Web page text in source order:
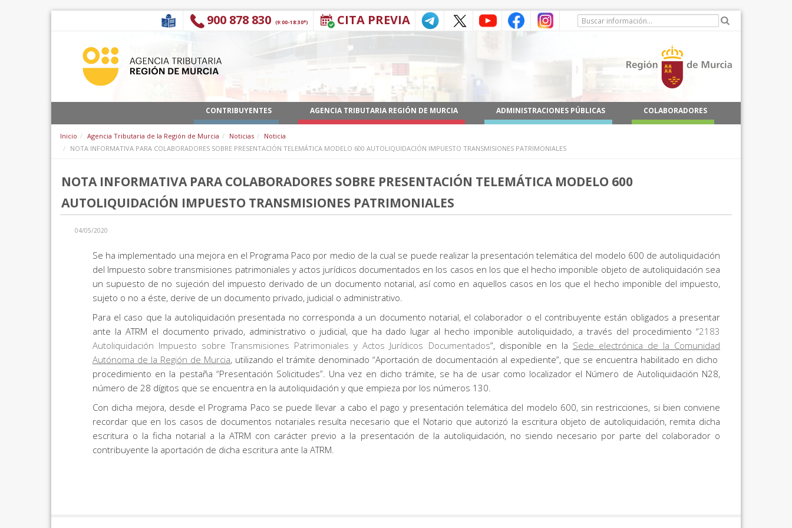
CITA PREVIA
900 878 830 (9:00-18:30*)
CONTRIBUYENTES AGENCIA TRIBUTARIA REGIÓN DE MURCIA ADMINISTRACIONES PÚBLICAS COLABORADORES
Inicio Agencia Tributaria de la Región de Murcia Noticias
Noticia
NOTA INFORMATIVA PARA COLABORADORES SOBRE PRESENTACIÓN TELEMÁTICA MODELO 600 AUTOLIQUIDACIÓN IMPUESTO TRANSMISIONES PATRIMONIALES
NOTA INFORMATIVA PARA COLABORADORES SOBRE PRESENTACIÓN TELEMÁTICA MODELO 600
AUTOLIQUIDACIÓN IMPUESTO TRANSMISIONES PATRIMONIALES
04/05/2020
Se ha implementado una mejora en el Programa Paco por medio de la cual se puede realizar la presentación telemática del modelo 600 de autoliquidación
del Impuesto sobre transmisiones patrimoniales y actos jurídicos documentados en los casos en los que el hecho imponible objeto de autoliquidación sea
un supuesto de no sujeción del impuesto derivado de un documento notarial, así como en aquellos casos en los que el hecho imponible del impuesto,
sujeto o no a éste, derive de un documento privado, judicial o administrativo.
Para el caso que la autoliquidación presentada no corresponda a un documento notarial, el colaborador o el contribuyente están obligados a presentar
ante la ATRM el documento privado, administrativo o judicial, que ha dado lugar al hecho imponible autoliquidado, a través del procedimiento “2183
Autoliquidación Impuesto sobre Transmisiones Patrimoniales y Actos Jurídicos Documentados”, disponible en la Sede electrónica de la Comunidad
Autónoma de la Región de Murcia, utilizando el trámite denominado “Aportación de documentación al expediente”, que se encuentra habilitado en dicho
procedimiento en la pestaña “Presentación Solicitudes”. Una vez en dicho trámite, se ha de usar como localizador el Número de Autoliquidación N28,
número de 28 dígitos que se encuentra en la autoliquidación y que empieza por los números 130.
Con dicha mejora, desde el Programa Paco se puede llevar a cabo el pago y presentación telemática del modelo 600, sin restricciones, si bien conviene
recordar que en los casos de documentos notariales resulta necesario que el Notario que autorizó la escritura objeto de autoliquidación, remita dicha
escritura o la ficha notarial a la ATRM con carácter previo a la presentación de la autoliquidación, no siendo necesario por parte del colaborador o
contribuyente la aportación de dicha escritura ante la ATRM.